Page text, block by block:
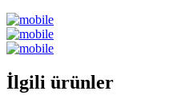
İlgili ürünler